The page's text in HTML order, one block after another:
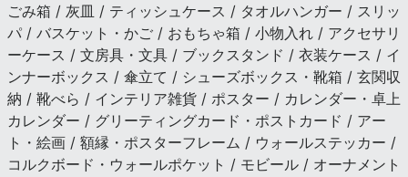
ごみ箱 / 灰皿 / ティッシュケース / タオルハンガー / スリッ
パ / バスケット・かご / おもちゃ箱 / 小物入れ / アクセサリ
ーケース / 文房具・文具 / ブックスタンド / 衣装ケース / イ
ンナーボックス / 傘立て / シューズボックス・靴箱 / 玄関収
納 / 靴べら / インテリア雑貨 / ポスター / カレンダー・卓上
カレンダー / グリーティングカード・ポストカード / アー
ト・絵画 / 額縁・ポスターフレーム / ウォールステッカー /
コルクボード・ウォールポケット / モビール / オーナメント